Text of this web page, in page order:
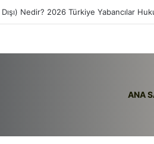
Dışı) Nedir? 2026 Türkiye Yabancılar
ANA